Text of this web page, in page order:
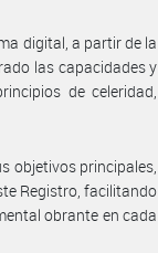
digital, a partir de la
las capacidades y
de celeridad,
objetivos principales,
Registro, facilitando
obrante en cada